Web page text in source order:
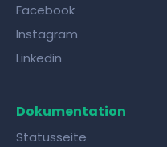
Facebook
Instagram
Linkedin
Dokumentation
Statusseite